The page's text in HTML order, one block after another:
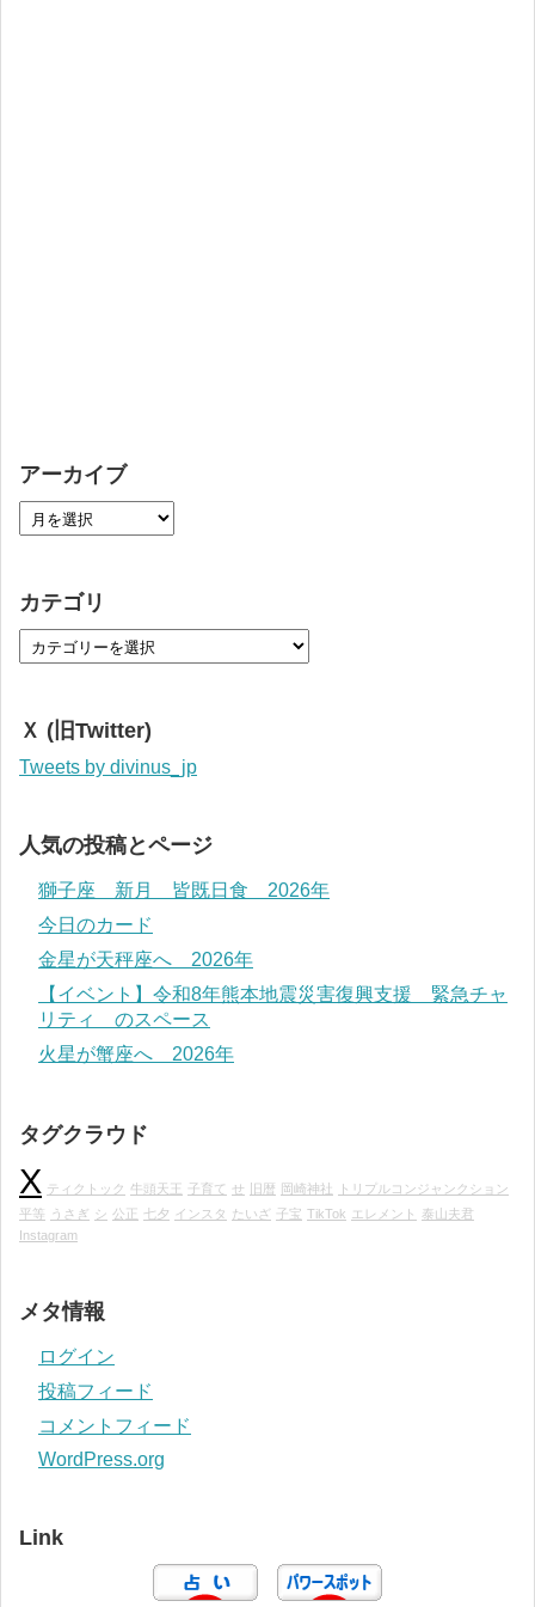
アーカイブ
カテゴリ
Ｘ (旧Twitter)
Tweets by divinus_jp
人気の投稿とページ
獅子座 新月 皆既日食 2026年
今日のカード
金星が天秤座へ 2026年
【イベント】令和8年熊本地震災害復興支援 緊急チャ
リティ のスペース
火星が蟹座へ 2026年
タグクラウド
X ティクトック 牛頭天王 子育て せ 旧暦 岡崎神社
トリプルコンジャンクション
平等
うさぎ シ 公正 七夕 インスタ たいざ 子宝 TikTok エレメント 泰山夫君
Instagram
メタ情報
ログイン
投稿フィード
コメントフィード
WordPress.org
Link